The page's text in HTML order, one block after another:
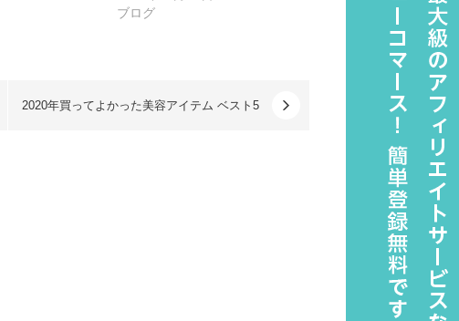
ブログ
2020年買ってよかった美容アイテム ベスト5